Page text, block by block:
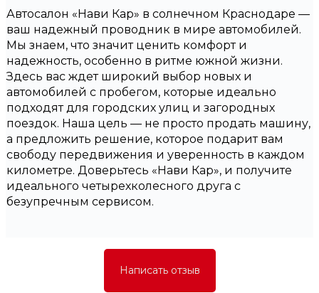
Автосалон «Нави Кар» в солнечном Краснодаре —
ваш надежный проводник в мире автомобилей.
Мы знаем, что значит ценить комфорт и
надежность, особенно в ритме южной жизни.
Здесь вас ждет широкий выбор новых и
автомобилей с пробегом, которые идеально
подходят для городских улиц и загородных
поездок. Наша цель — не просто продать машину,
а предложить решение, которое подарит вам
свободу передвижения и уверенность в каждом
километре. Доверьтесь «Нави Кар», и получите
идеального четырехколесного друга с
безупречным сервисом.
Написать отзыв